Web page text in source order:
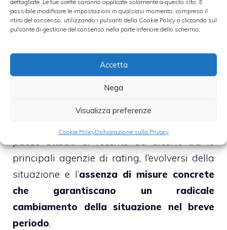
dettagliate. Le tue scelte saranno applicate solamente a questo sito. È
possibile modificare le impostazioni in qualsiasi momento, compreso il
ritiro del consenso, utilizzando i pulsanti della Cookie Policy o cliccando sul
pulsante di gestione del consenso nella parte inferiore dello schermo.
Accetta
Nega
Visualizza preferenze
Cookie PolicyDichiarazione sulla Privacy
Société Généraleha lanciato l’allarme su
unpossibile downgrade del rating
banca francese ad ipotizzare un imminente
taglio del rating dell’Italia non è nessun
nuovo accadimento, semplicemente si tratta
di previsioni formulate sulla base di vicende
paese attuati di recente da alcune tra le
principali agenzie di rating, l’evolversi della
situazione e l’assenza di misure concrete
che garantiscano un radicale
cambiamento della situazione nel breve
periodo.